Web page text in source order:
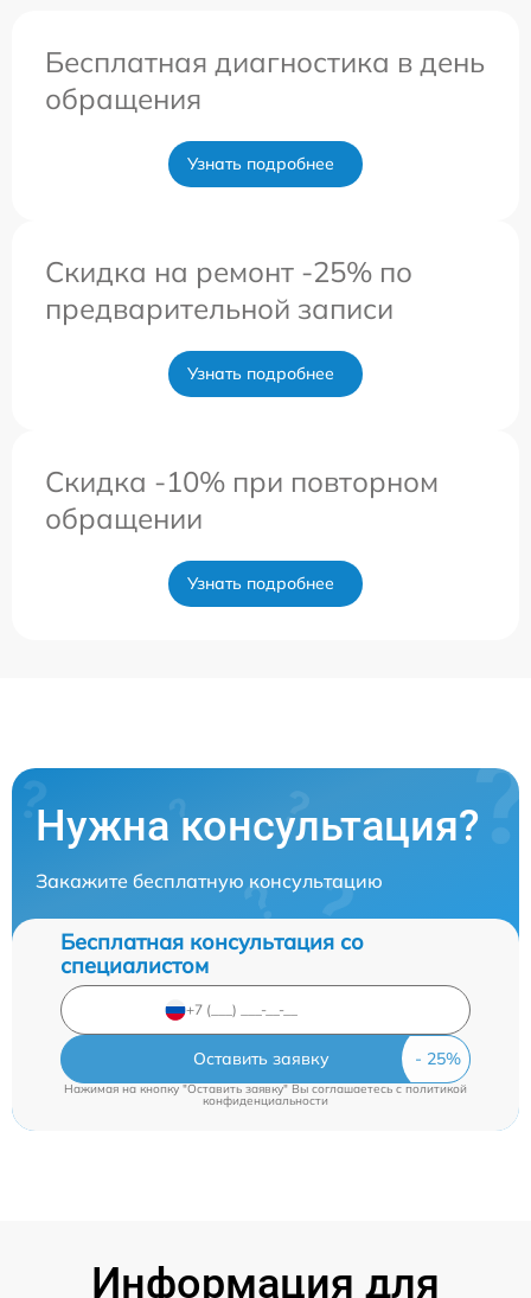
Бесплатная диагностика в день
обращения
Узнать подробнее
Скидка на ремонт -25% по
предварительной записи
Узнать подробнее
Скидка -10% при повторном
обращении
Узнать подробнее
Нужна консультация?
Закажите бесплатную консультацию
Бесплатная консультация со
специалистом
Оставить заявку
Нажимая на кнопку "Оставить заявку" Вы соглашаетесь cполитикой
конфиденциальности
Информация для